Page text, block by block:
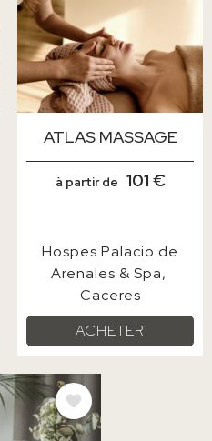
ATLAS MASSAGE
à partir de 101 €
Hospes Palacio de
Arenales & Spa
Caceres
ACHETER